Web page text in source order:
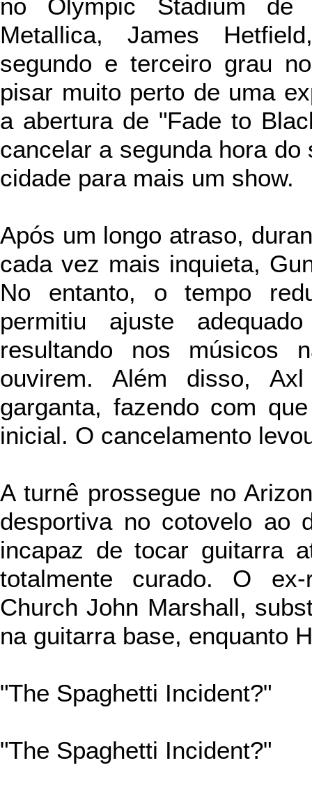
no Olympic Stadium de
Metallica, James
segundo e terceiro grau
pisar muito perto de uma
a abertura de "Fade to
cancelar a segunda hora
cidade para mais um show.
Após um longo atraso,
cada vez mais inquieta,
No entanto, o tempo
permitiu ajuste
resultando nos músicos
ouvirem. Além disso,
garganta, fazendo com
inicial. O cancelamento
A turnê prossegue no
desportiva no cotovelo ao
incapaz de tocar guitarra
totalmente curado. O
Church John Marshall,
na guitarra base, enquanto
"The Spaghetti Incident?"
"The Spaghetti Incident?"